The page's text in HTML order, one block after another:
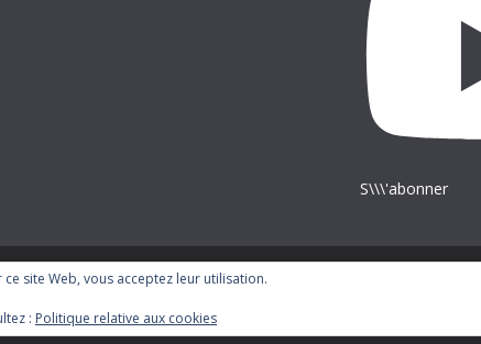
S\\\'abonner
.
site Web, vous acceptez leur utilisation.
: Politique relative aux cookies